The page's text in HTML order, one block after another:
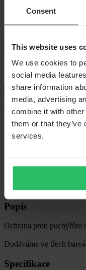
Consent
This website uses
We use cookies to
social media
share information
media, advertising
combine it with
them or that
services.
Skladem
Barva: Červená
Barva: Červená
Standardní 3–5 dní
60denní lhůta pro vrácení
Popis
Ochrana proti puchýřům
Dodáváme ve třech
Specifikace